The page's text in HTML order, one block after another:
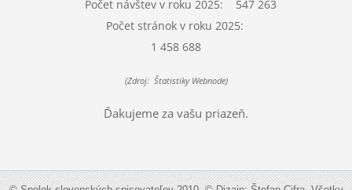
Počet návštev v roku 2025: 547 263
Počet stránok v roku 2025:
1 458 688
(Zdroj: Štatistiky Webnode)
Ďakujeme za vašu priazeň.